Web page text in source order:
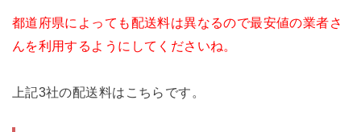
都道府県によっても配送料は異なるので最安値の業者さ
んを利用するようにしてくださいね。
上記3社の配送料はこちらです。